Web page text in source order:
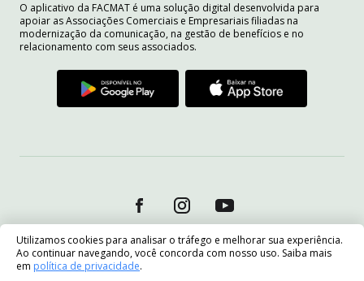
Utilizamos cookies para analisar o tráfego e melhorar sua experiência.
Ao continuar navegando, você concorda com nosso uso. Saiba mais
em política de privacidade.
O aplicativo da FACMAT é uma solução digital desenvolvida para
apoiar as Associações Comerciais e Empresariais filiadas na
modernização da comunicação, na gestão de benefícios e no
relacionamento com seus associados.